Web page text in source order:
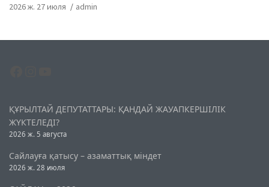
2026 ж. 27 июля admin
ҚҰРЫЛТАЙ ДЕПУТАТТАРЫ: ҚАНДАЙ ЖАУАПКЕРШІЛІК
ЖҮКТЕЛЕДІ?
2026 ж. 5 августа
Сайлауға қатысу – азаматтық міндет
2026 ж. 28 июля